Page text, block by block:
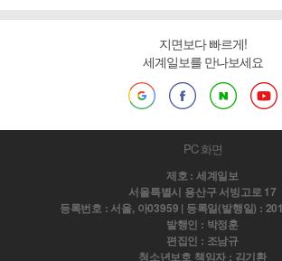
지면보다 빠르게!
세계일보를 만나보세요
PC 화면
제호 : 세계일보
서울특별시 용산구 서빙고로 17
등록번호 : 서울, 아03959 | 등록일(발행일) :
발행인 : 박정훈
편집인 : 조남규
청소년보호 책임자 : 김기환